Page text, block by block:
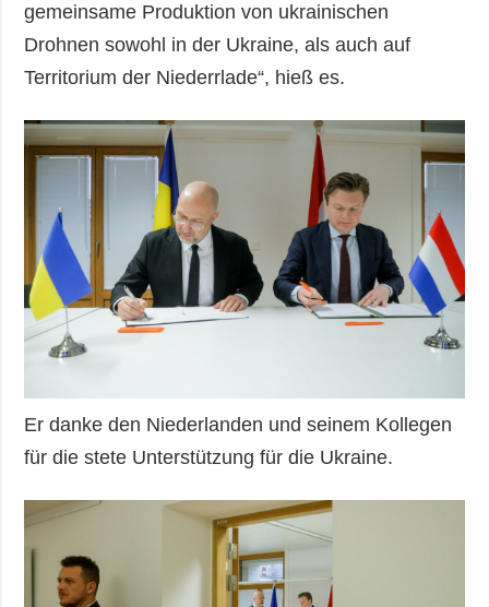
gemeinsame Produktion von ukrainischen
Drohnen sowohl in der Ukraine, als auch auf
Territorium der Niederrlade“, hieß es.
Er danke den Niederlanden und seinem Kollegen
für die stete Unterstützung für die Ukraine.